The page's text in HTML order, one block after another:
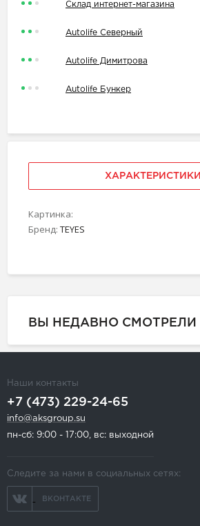
Склад интернет-магазина
Autolife Северный
Autolife Димитрова
Autolife Бункер
ХАРАКТЕРИСТИКИ
Картинка:
Бренд: TEYES
ВЫ НЕДАВНО СМОТРЕЛИ
Наши контакты
+7 (473) 229-24-65
info@aksgroup.su
пн-сб: 9:00 - 17:00, вс: выходной
Следите за нами в социальных сетях:
ВКОНТАКТЕ